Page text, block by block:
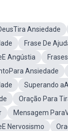
Ansiedade
Frase De
Angústia
Ansiedade
Superando
Oração Para
Mensagem
Nervosismo